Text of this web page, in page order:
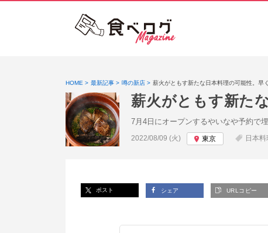
HOME 最新記事 噂の新店 薪火がともす新たな日本料理の可能性。早
薪火がともす新た
7月4日にオープンするやいなや予約で
投稿日:
2022/08/09 (火) 東京 日本料
ポスト シェア URLコピー